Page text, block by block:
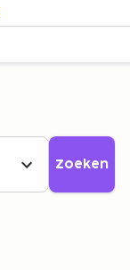
Zoeken